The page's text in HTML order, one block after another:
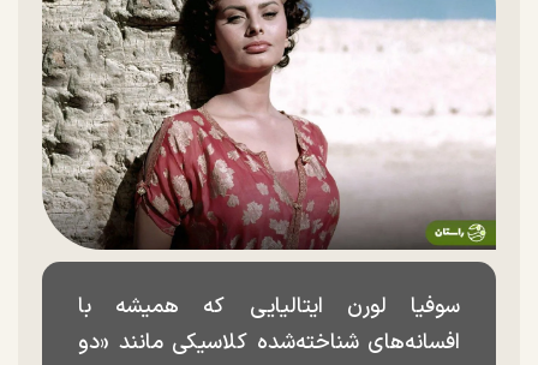
سوفیا لورن ایتالیایی که همیشه با
افسانه‌های شناخته‌شده کلاسیکی مانند «دو